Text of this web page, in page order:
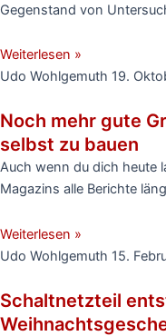
Gegenstand von
Weiterlesen »
Udo Wohlgemuth 19.
Noch mehr gute
selbst zu bauen
Auch wenn du dich heute
Magazins alle Berichte
Weiterlesen »
Udo Wohlgemuth 15.
Schaltnetzteil